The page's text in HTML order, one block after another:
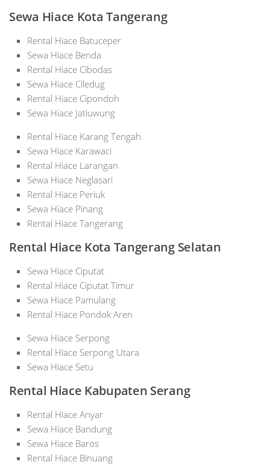
Sewa Hiace Kota Tangerang
Rental Hiace Batuceper
Sewa Hiace Benda
Rental Hiace Cibodas
Sewa Hiace Ciledug
Rental Hiace Cipondoh
Sewa Hiace Jatiuwung
Rental Hiace Karang Tengah
Sewa Hiace Karawaci
Rental Hiace Larangan
Sewa Hiace Neglasari
Rental Hiace Periuk
Sewa Hiace Pinang
Rental Hiace Tangerang
Rental Hiace Kota Tangerang Selatan
Sewa Hiace Ciputat
Rental Hiace Ciputat Timur
Sewa Hiace Pamulang
Rental Hiace Pondok Aren
Sewa Hiace Serpong
Rental Hiace Serpong Utara
Sewa Hiace Setu
Rental Hiace Kabupaten Serang
Rental Hiace Anyar
Sewa Hiace Bandung
Sewa Hiace Baros
Rental Hiace Binuang